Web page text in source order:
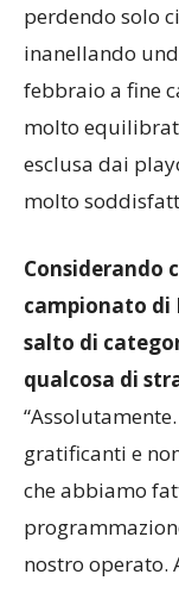
perdendo solo
inanellando
febbraio a fine
molto
esclusa dai
molto
Considerando
campionato di
salto di
qualcosa di
gratificanti e
che abbiamo
nostro operato.